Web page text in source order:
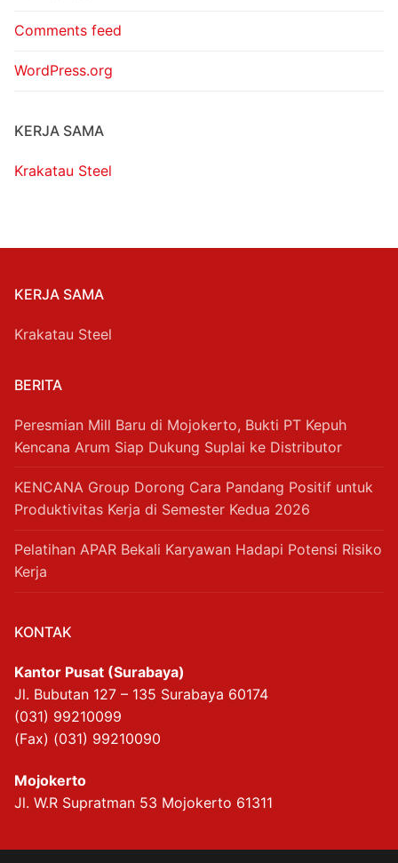
Comments feed
WordPress.org
KERJA SAMA
Krakatau Steel
KERJA SAMA
Krakatau Steel
BERITA
Peresmian Mill Baru di Mojokerto, Bukti PT Kepuh
Kencana Arum Siap Dukung Suplai ke Distributor
KENCANA Group Dorong Cara Pandang Positif untuk
Produktivitas Kerja di Semester Kedua 2026
Pelatihan APAR Bekali Karyawan Hadapi Potensi Risiko
Kerja
KONTAK
Kantor Pusat (Surabaya)
Jl. Bubutan 127 – 135 Surabaya 60174
(031) 99210099
(Fax) (031) 99210090
Mojokerto
Jl. W.R Supratman 53 Mojokerto 61311